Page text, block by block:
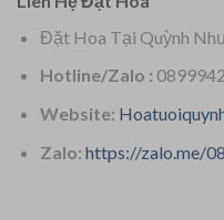
Đặt Hoa Tại Quỳnh
Hotline/Zalo :
Website:
Zalo: https://zalo.me/